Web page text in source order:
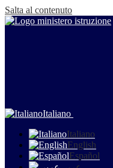
Salta al contenuto
Italiano
Italiano
English
Español